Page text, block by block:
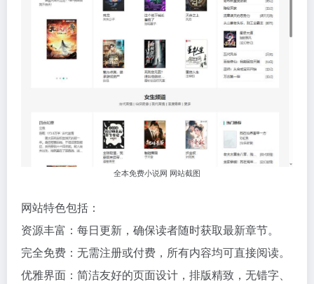
全本免费小说网 网站截图
网站特色包括：
资源丰富：每日更新，确保读者随时获取最新章节。
完全免费：无需注册或付费，所有内容均可直接阅读。
优雅界面：简洁友好的页面设计，排版精致，无错字、